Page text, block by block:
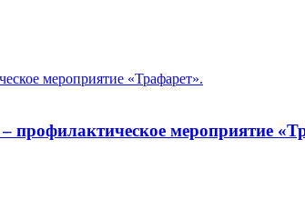
профилактическое мероприятие